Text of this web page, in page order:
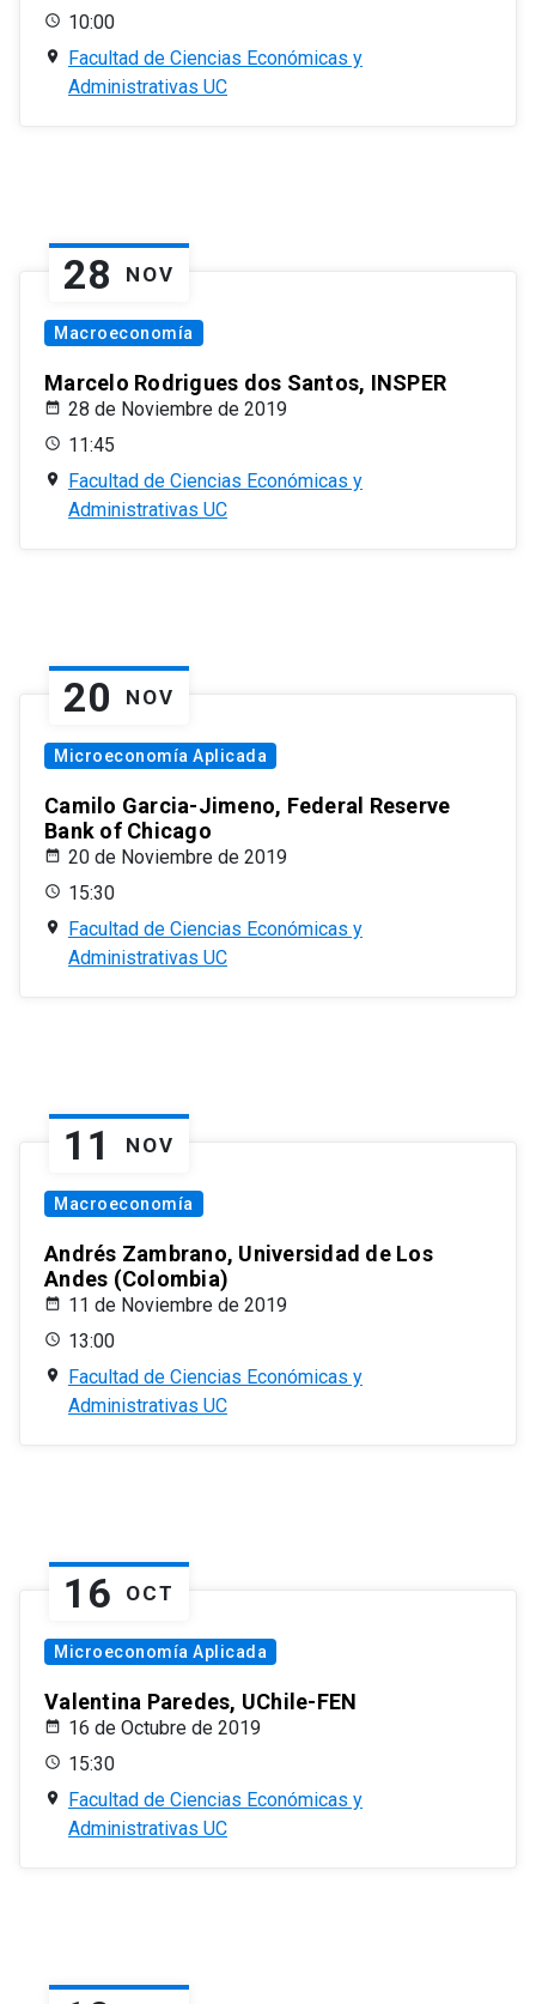
10:00
Facultad de Ciencias Económicas y
Administrativas UC
28 NOV
Macroeconomía
Marcelo Rodrigues dos Santos, INSPER
28 de Noviembre de 2019
11:45
Facultad de Ciencias Económicas y
Administrativas UC
20 NOV
Microeconomía Aplicada
Camilo Garcia-Jimeno, Federal Reserve
Bank of Chicago
20 de Noviembre de 2019
15:30
Facultad de Ciencias Económicas y
Administrativas UC
11 NOV
Macroeconomía
Andrés Zambrano, Universidad de Los
Andes (Colombia)
11 de Noviembre de 2019
13:00
Facultad de Ciencias Económicas y
Administrativas UC
16 OCT
Microeconomía Aplicada
Valentina Paredes, UChile-FEN
16 de Octubre de 2019
15:30
Facultad de Ciencias Económicas y
Administrativas UC